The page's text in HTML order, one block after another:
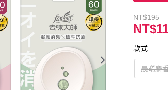
NT$195
款式
晨晞麝